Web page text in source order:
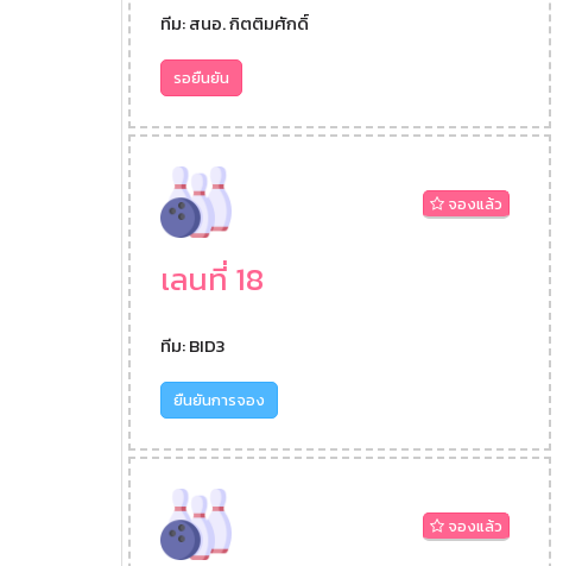
ทีม: สนอ. กิตติมศักดิ์
รอยืนยัน
เลนที่ 18
จองแล้ว
ทีม: BID3
ยืนยันการจอง
จองแล้ว